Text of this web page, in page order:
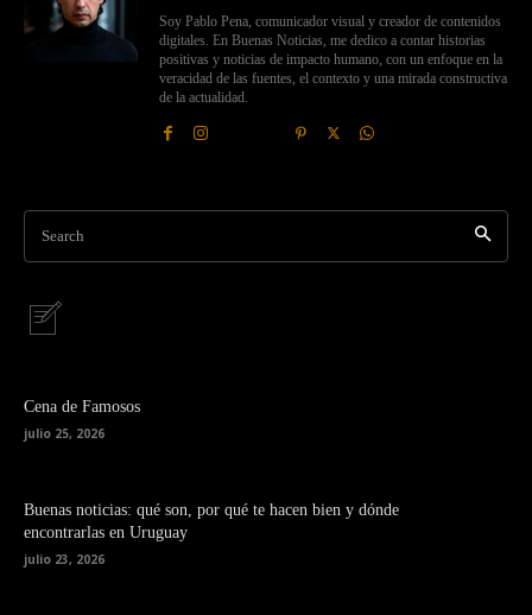
Soy Pablo Pena, comunicador visual y creador de contenidos
digitales. En Buenas Noticias, me dedico a contar historias
positivas y noticias de impacto humano, con un enfoque en la
veracidad de las fuentes, el contexto y una mirada constructiva
de la actualidad.
Search
Cena de Famosos
julio 25, 2026
Buenas noticias: qué son, por qué te hacen bien y dónde
encontrarlas en Uruguay
julio 23, 2026